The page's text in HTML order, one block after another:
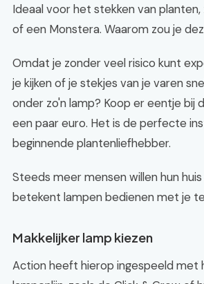
Ideaal voor het stekken van
of een Monstera. Waarom zou je
Omdat je zonder veel risico kunt
je kijken of je stekjes van je varen
onder zo'n lamp? Koop er eentje bij
een paar euro. Het is de perfecte
beginnende plantenliefhebber.
Steeds meer mensen willen hun
betekent lampen bedienen met je
Makkelijker lamp kiezen
Action heeft hierop ingespeeld met